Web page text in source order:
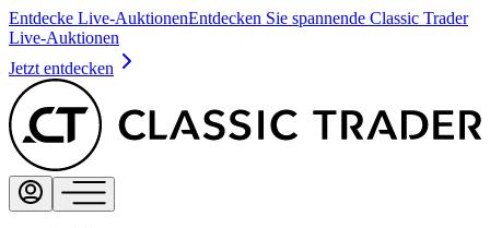
Entdecke Live-AuktionenEntdecken Sie spannende Classic Trader
Live-Auktionen
Jetzt entdecken